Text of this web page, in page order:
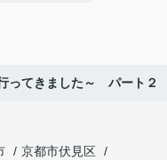
ってきました～ パート２
京都市伏見区